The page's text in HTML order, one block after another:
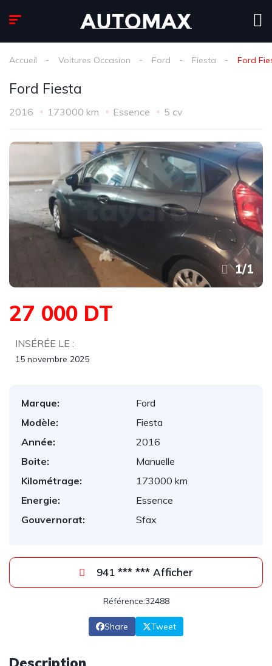
Accueil Voitures Occasion Ford Fiesta Ford
Ford Fiesta
2016 173000 km Essence 5 cv
1/1
27 000 DT
INSÉRÉE LE :
15 novembre 2025
Marque:
Ford
Modèle:
Fiesta
Année:
2016
Boite:
Manuelle
Kilométrage:
173000 km
Energie:
Essence
Gouvernorat:
Sfax
941 *** *** Afficher
Référence:32488
Share Tweet